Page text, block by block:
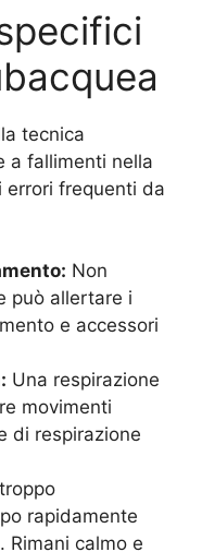
tecnica
a fallimenti nella
errori frequenti da
Non
può allertare i
e accessori
Una respirazione
movimenti
di respirazione
rapidamente
Rimani calmo e